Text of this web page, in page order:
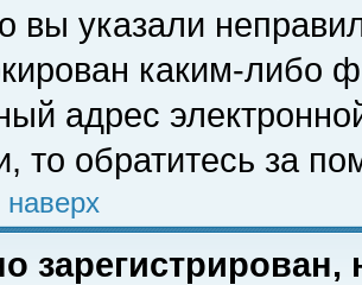
вы указали
каким-либо
адрес
то обратитесь за
наверх